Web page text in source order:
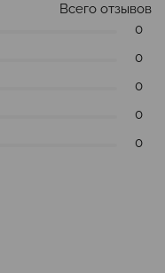
Всего отзывов
0
0
0
0
0